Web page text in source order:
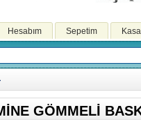
Hesabım Sepetim
GÖMMELİ